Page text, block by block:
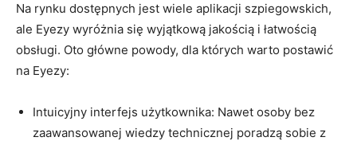
Na rynku dostępnych jest wiele aplikacji szpiegowskich,
ale Eyezy wyróżnia się wyjątkową jakością i łatwością
obsługi. Oto główne powody, dla których warto postawić
na Eyezy:
Intuicyjny interfejs użytkownika: Nawet osoby bez
zaawansowanej wiedzy technicznej poradzą sobie z